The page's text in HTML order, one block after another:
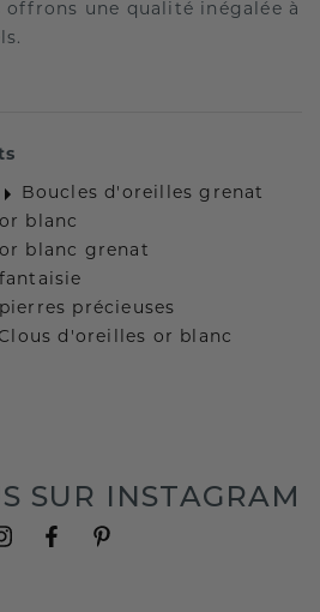
une qualité inégalée à
Boucles d'oreilles grenat
blanc
blanc grenat
précieuses
Clous d'oreilles or blanc
SUR INSTAGRAM